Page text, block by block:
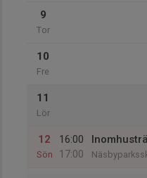
9
Tor
10
Fre
11
Lör
12
Sön
16:00
17:00